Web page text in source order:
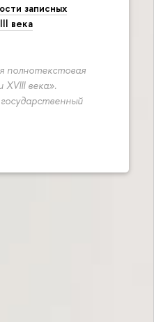
записных
века
полнотекстовая
XVIII века».